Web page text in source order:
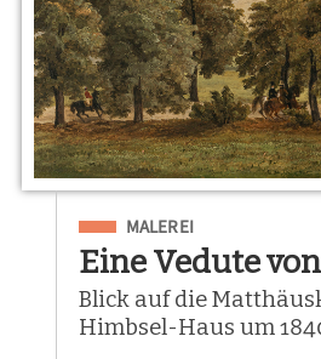
Eingeordnet unter
MALEREI
Eine Vedute
Blick auf die
Himbsel-Haus um